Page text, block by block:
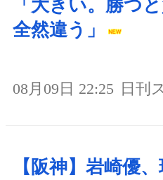
「大きい。勝つ
全然違う」
08月09日 22:25 日刊
【阪神】岩崎優